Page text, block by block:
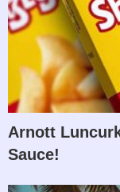
Arnott
Sauce!